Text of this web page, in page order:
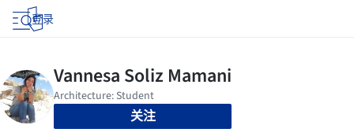
登录
关注